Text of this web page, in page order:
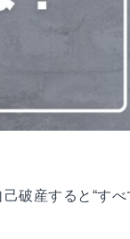
破産すると“すべ